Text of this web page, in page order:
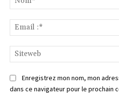
Enregistrez mon nom, mon
dans ce navigateur pour le prochain